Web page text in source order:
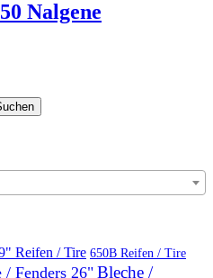
Nalgene
Reifen / Tire 650B Reifen / Tire
/ Fenders 26"Bleche /